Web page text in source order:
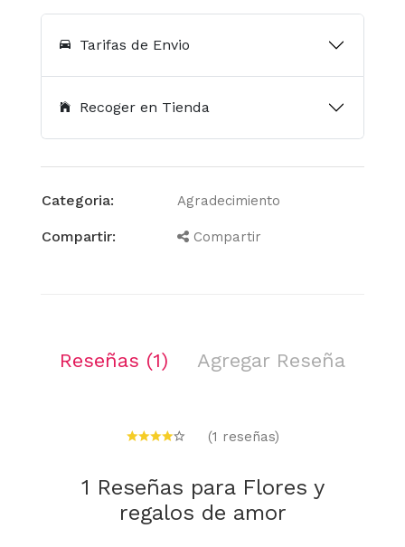
Tarifas de Envio
Recoger en Tienda
Categoria: Agradecimiento
Compartir: Compartir
Reseñas (1) Agregar Reseña
(1 reseñas)
1 Reseñas para Flores y
regalos de amor